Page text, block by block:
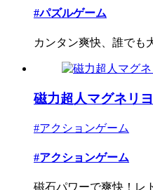
#パズルゲーム
カンタン爽快、誰でも
磁力超人マグネリ
#アクションゲーム
#アクションゲーム
磁石パワーで爽快！レ